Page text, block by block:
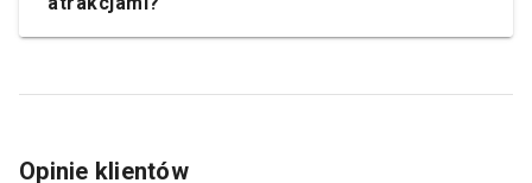
Opinie klientów